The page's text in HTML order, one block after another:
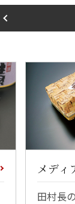
メディ
田村長